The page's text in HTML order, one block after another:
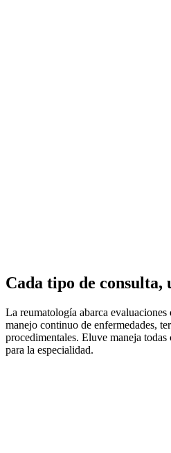
Cada tipo de consulta,
La reumatología abarca evaluaciones
manejo continuo de enfermedades,
procedimentales. Eluve maneja
para la especialidad.